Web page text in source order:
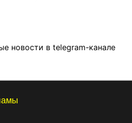
новости в telegram-канале